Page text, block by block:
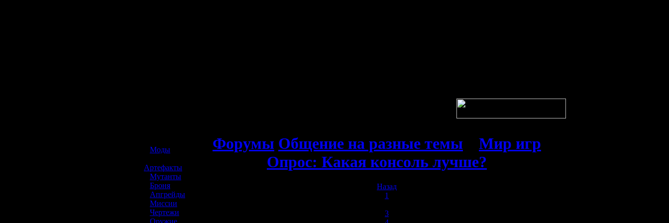
Моды
Артефакты
Мутанты
Броня
Апгрейды
Миссии
Чертежи
Оружие
Форумы Общение на разные темы
Мир игр
Опрос: Какая консоль лучше?
Назад
1
3